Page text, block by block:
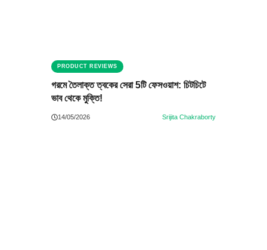
PRODUCT REVIEWS
গরমে তৈলাক্ত ত্বকের সেরা 5টি ফেসওয়াশ: চিটচিটে
ভাব থেকে মুক্তি!
14/05/2026 Srijita Chakraborty